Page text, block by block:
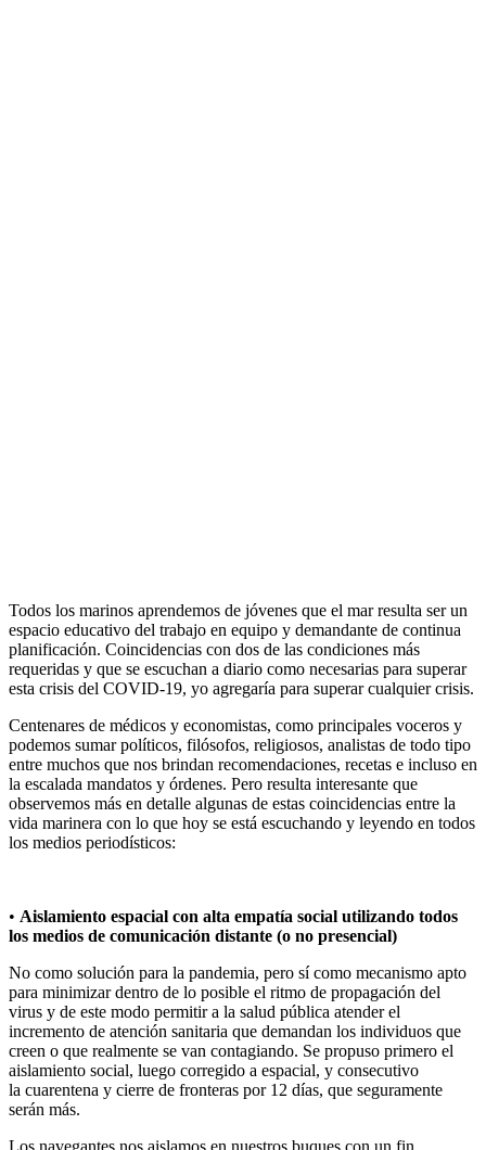
Todos los marinos aprendemos de jóvenes que el mar resulta ser un
espacio educativo del trabajo en equipo y demandante de continua
planificación. Coincidencias con dos de las condiciones más
requeridas y que se escuchan a diario como necesarias para superar
esta crisis del COVID-19, yo agregaría para superar cualquier crisis.
Centenares de médicos y economistas, como principales voceros y
podemos sumar políticos, filósofos, religiosos, analistas de todo tipo
entre muchos que nos brindan recomendaciones, recetas e incluso en
la escalada mandatos y órdenes. Pero resulta interesante que
observemos más en detalle algunas de estas coincidencias entre la
vida marinera con lo que hoy se está escuchando y leyendo en todos
los medios periodísticos:
• Aislamiento espacial con alta empatía social utilizando todos
los medios de comunicación distante (o no presencial)
No como solución para la pandemia, pero sí como mecanismo apto
para minimizar dentro de lo posible el ritmo de propagación del
virus y de este modo permitir a la salud pública atender el
incremento de atención sanitaria que demandan los individuos que
creen o que realmente se van contagiando. Se propuso primero el
aislamiento social, luego corregido a espacial, y consecutivo
la cuarentena y cierre de fronteras por 12 días, que seguramente
serán más.
Los navegantes nos aislamos en nuestros buques con un fin